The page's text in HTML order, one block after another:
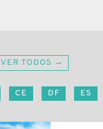
VER TODOS →
CE DF ES